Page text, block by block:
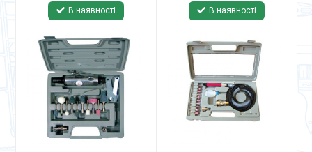
В наявності В наявності